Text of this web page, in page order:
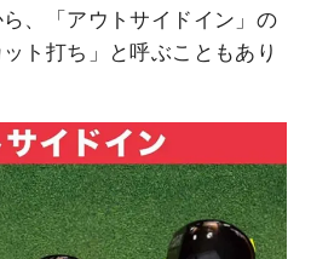
、「アウトサイドイン」の
ト打ち」と呼ぶこともあり